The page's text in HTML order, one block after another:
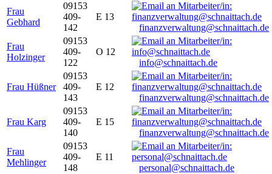
Frau
Gebhard
09153
409-
142
E 13
finanzverwaltung@schnaittach.de
Frau
Holzinger
09153
409-
122
O 12
info@schnaittach.de
Frau Hüßner
09153
409-
143
E 12
finanzverwaltung@schnaittach.de
Frau Karg
09153
409-
140
E 15
finanzverwaltung@schnaittach.de
Frau
Mehlinger
09153
409-
148
E 11
personal@schnaittach.de